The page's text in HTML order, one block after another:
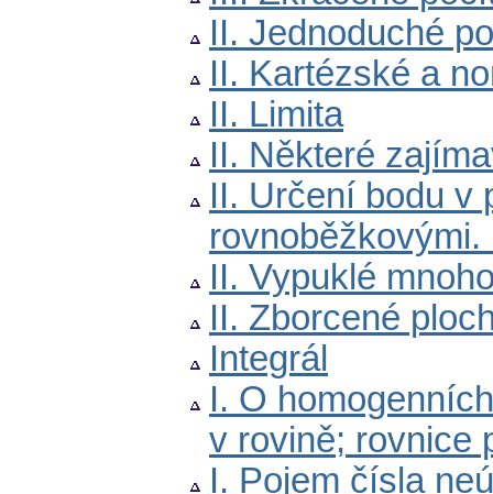
II. Jednoduché
II. Kartézské a
II. Limita
II. Některé
II. Určení bodu v
II. Vypuklé
II. Zborcené
Integrál
I. O
v rovině; rovnice
I. Pojem čísla